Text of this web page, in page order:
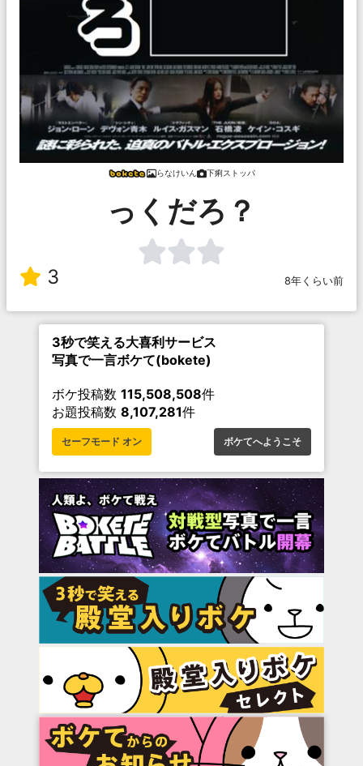
らなけいん 下痢ストッパ
っくだろ？
3 8年くらい前
3秒で笑える大喜利サービス
写真で一言ボケて(bokete)
ボケ投稿数 115,508,508件
お題投稿数 8,107,281件
セーフモード オン ボケてへようこそ